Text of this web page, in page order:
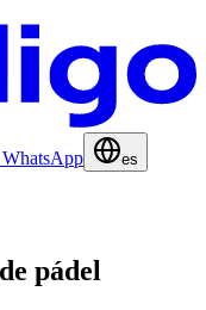
es
pádel